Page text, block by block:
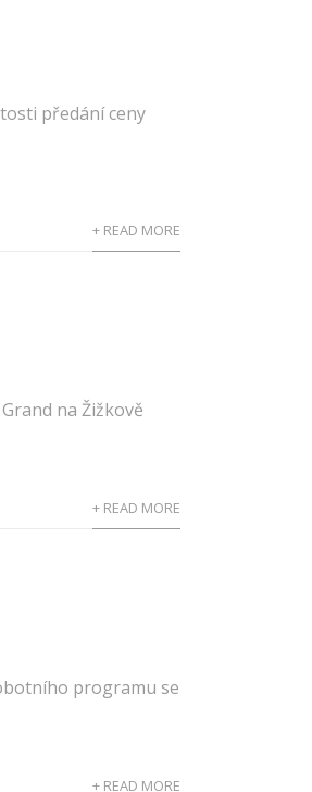
předání ceny
+ READ MORE
na Žižkově
+ READ MORE
programu se
+ READ MORE